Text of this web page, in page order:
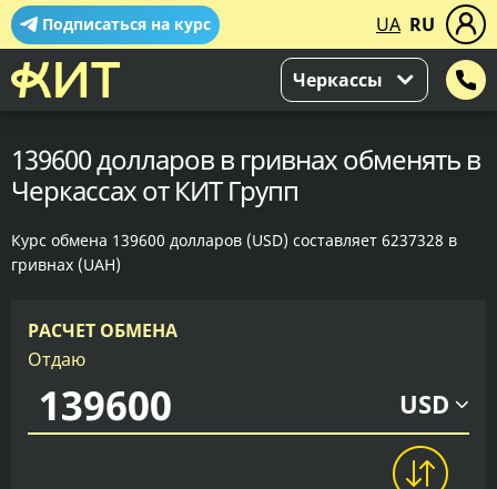
Подписаться на курс UA RU
Черкассы
139600 долларов в гривнах обменять в
Черкассах от КИТ Групп
Курс обмена 139600 долларов (USD) составляет 6237328 в
гривнах (UAH)
РАСЧЕТ ОБМЕНА
Отдаю
USD